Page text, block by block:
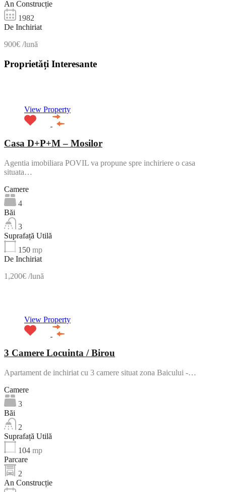
An Construcție
1982
De Inchiriat
900€ /lună
Proprietăți Interesante
View Property
Casa D+P+M – Mosilor
Agentia imobiliara POVIL va propune spre inchiriere o casa
situata…
Camere
4
Băi
3
Suprafață Utilă
150 mp
De Inchiriat
1,200€ /lună
View Property
3 Camere Locuinta / Birou
Apartament de inchiriat cu 3 camere situat zona Baicului -…
Camere
3
Băi
2
Suprafață Utilă
104 mp
Parcare
2
An Construcție